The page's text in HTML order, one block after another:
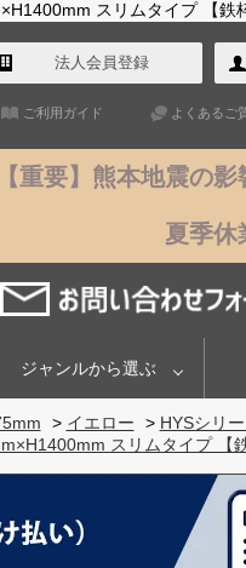
スリムタイプ 【鉄
法人会員登録
ご利用ガイド よくあるご
重要】熊本地震の
夏季休
ジャンルから選ぶ
> イエロー > HYSシリ
スリムタイプ 【